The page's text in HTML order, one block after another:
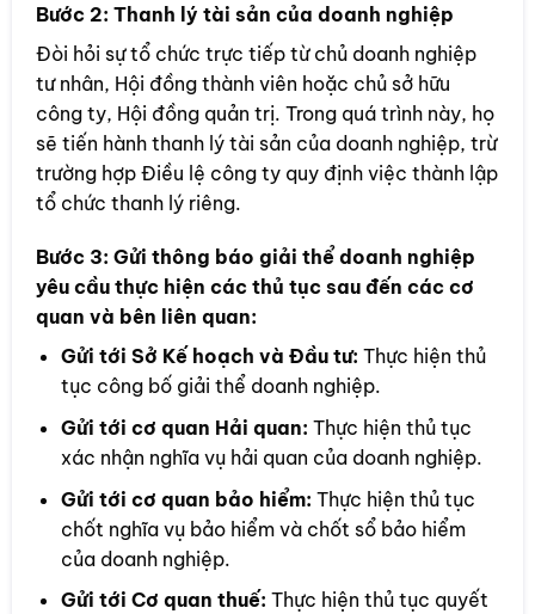
Bước 2: Thanh lý tài sản của doanh nghiệp
Đòi hỏi sự tổ chức trực tiếp từ chủ doanh nghiệp
tư nhân, Hội đồng thành viên hoặc chủ sở hữu
công ty, Hội đồng quản trị. Trong quá trình này, họ
sẽ tiến hành thanh lý tài sản của doanh nghiệp, trừ
trường hợp Điều lệ công ty quy định việc thành lập
tổ chức thanh lý riêng.
Bước 3: Gửi thông báo giải thể doanh nghiệp
yêu cầu thực hiện các thủ tục sau đến các cơ
quan và bên liên quan:
Gửi tới Sở Kế hoạch và Đầu tư: Thực hiện thủ
tục công bố giải thể doanh nghiệp.
Gửi tới cơ quan Hải quan: Thực hiện thủ tục
xác nhận nghĩa vụ hải quan của doanh nghiệp.
Gửi tới cơ quan bảo hiểm: Thực hiện thủ tục
chốt nghĩa vụ bảo hiểm và chốt sổ bảo hiểm
của doanh nghiệp.
Gửi tới Cơ quan thuế: Thực hiện thủ tục quyết